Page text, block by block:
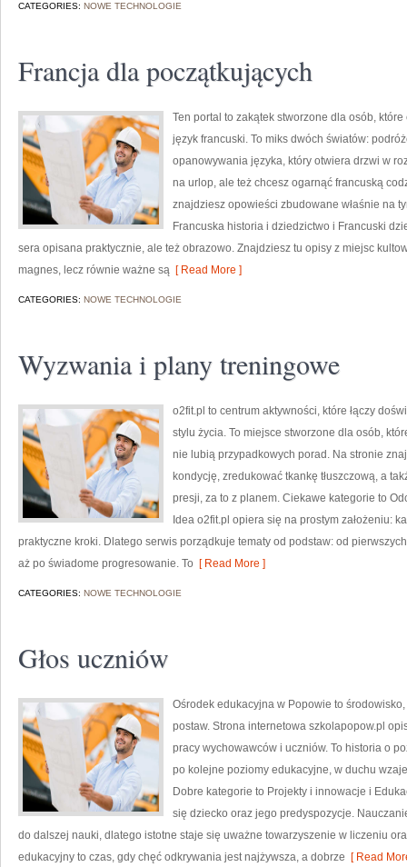
CATEGORIES: NOWE TECHNOLOGIE
Francja dla początkujących
Ten portal to zakątek stworzone dla osób,
język francuski. To miks dwóch światów:
opanowywania języka, który otwiera drzwi w
na urlop, ale też chcesz ogarnąć francuską
znajdziesz opowieści zbudowane właśnie na
Francuska historia i dziedzictwo i Francuski
sera opisana praktycznie, ale też obrazowo. Znajdziesz tu opisy z miejsc
magnes, lecz równie ważne są [ Read More ]
CATEGORIES: NOWE TECHNOLOGIE
Wyzwania i plany treningowe
o2fit.pl to centrum aktywności, które łączy
stylu życia. To miejsce stworzone dla osób,
nie lubią przypadkowych porad. Na stronie
kondycję, zredukować tkankę tłuszczową, a
presji, za to z planem. Ciekawe kategorie to
Idea o2fit.pl opiera się na prostym założeniu:
praktyczne kroki. Dlatego serwis porządkuje tematy od podstaw: od
aż po świadome progresowanie. To [ Read More ]
CATEGORIES: NOWE TECHNOLOGIE
Głos uczniów
Ośrodek edukacyjna w Popowie to
postaw. Strona internetowa szkolapopow.pl
pracy wychowawców i uczniów. To historia o
po kolejne poziomy edukacyjne, w duchu
Dobre kategorie to Projekty i innowacje i
się dziecko oraz jego predyspozycje.
do dalszej nauki, dlatego istotne staje się uważne towarzyszenie w liczeniu
edukacyjny to czas, gdy chęć odkrywania jest najżywsza, a dobrze [ Read